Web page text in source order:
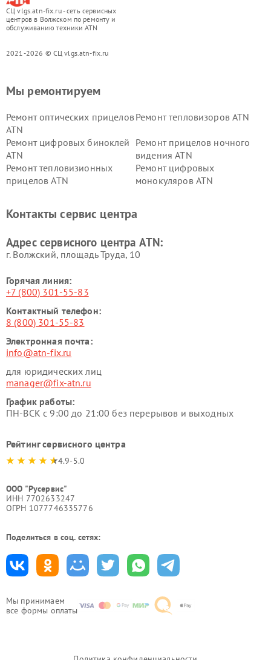
СЦ vlgs.atn-fix.ru - сеть сервисных
центров в Волжском по ремонту и
обслуживанию техники ATN
2021-2026 © СЦ vlgs.atn-fix.ru
Мы принимаем
все формы оплаты
Мы ремонтируем
Ремонт оптических прицелов
ATN
Ремонт тепловизоров ATN
Ремонт цифровых биноклей
ATN
Ремонт прицелов ночного
видения ATN
Ремонт тепловизионных
прицелов ATN
Ремонт цифровых
монокуляров ATN
Контакты сервис центра
Адрес сервисного центра ATN:
г. Волжский, площадь Труда, 10
Горячая линия:
+7 (800) 301-55-83
Контактный телефон:
8 (800) 301-55-83
Электронная почта:
info@atn-fix.ru
для юридических лиц
manager@fix-atn.ru
График работы:
ПН-ВСК с 9:00 до 21:00 без перерывов и выходных
Рейтинг сервисного центра
4.9-5.0
ООО "Русервис"
ИНН 7702633247
ОГРН 1077746335776
Поделиться в соц. сетях: